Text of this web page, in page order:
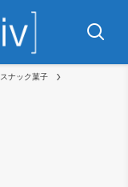
スナック菓子